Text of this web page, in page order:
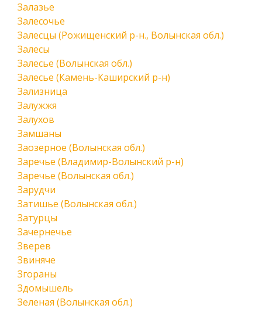
Залазье
Залесочье
Залесцы (Рожищенский р-н., Волынская обл.)
Залесы
Залесье (Волынская обл.)
Залесье (Камень-Каширский р-н)
Зализница
Залужжя
Залухов
Замшаны
Заозерное (Волынская обл.)
Заречье (Владимир-Волынский р-н)
Заречье (Волынская обл.)
Зарудчи
Затишье (Волынская обл.)
Затурцы
Зачернечье
Зверев
Звиняче
Згораны
Здомышель
Зеленая (Волынская обл.)